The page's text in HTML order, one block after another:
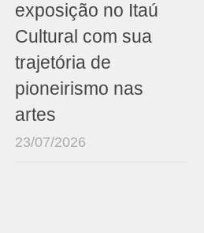
exposição no Itaú
Cultural com sua
trajetória de
pioneirismo nas
artes
23/07/2026